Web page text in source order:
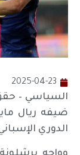
2025-04-23
السياسي –
ضيفه ريال
الدوري الإسباني